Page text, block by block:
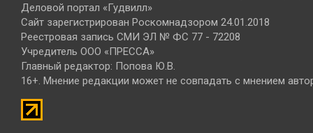
Деловой портал «Гудвилл»
Сайт зарегистрирован Роскомнадзором 24.01.2018
Реестровая запись СМИ ЭЛ № ФС 77 - 72208
Учредитель ООО «ПРЕССА»
Главный редактор: Попова Ю.В.
16+. Мнение редакции может не совпадать с мнением